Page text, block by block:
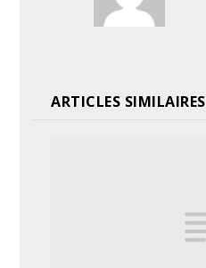
ARTICLES SIMILAIRES